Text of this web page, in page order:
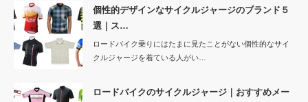
個性的デザインなサイクルジャージのブランド５
選｜ス…
ロードバイク乗りにはたまに見たことがない個性的なサイ
クルジャージを着ている人がい…
ロードバイクのサイクルジャージ｜おすすめメー